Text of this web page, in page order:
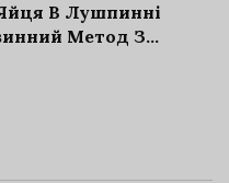
В Лушпинні
Метод З